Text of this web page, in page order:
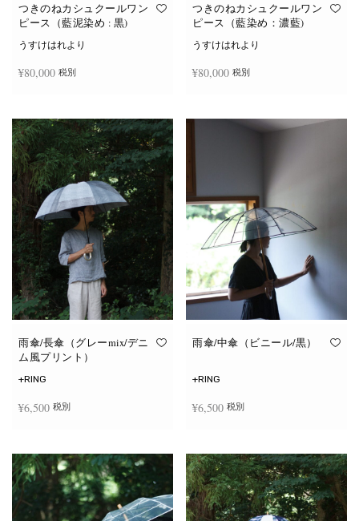
つきのねカシュクールワン
ピース（藍泥染め : 黒)
うすけはれより
¥80,000 税別
つきのねカシュクールワン
ピース（藍染め：濃藍)
うすけはれより
¥80,000 税別
雨傘/長傘（グレーmix/デニ
ム風プリント）
+RING
¥6,500 税別
雨傘/中傘（ビニール/黒）
+RING
¥6,500 税別